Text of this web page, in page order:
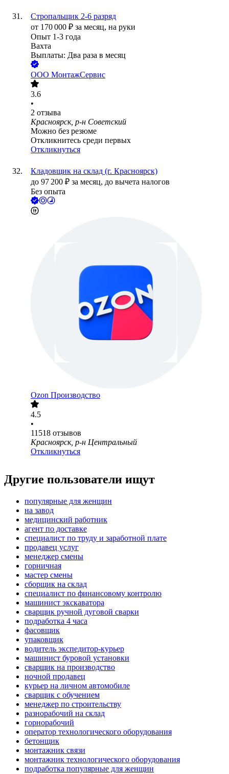
Стропальщик 2-6 разряд
от 170 000 ₽ за месяц, на руки
Опыт 1-3 года
Вахта
Выплаты: Два раза в месяц
ООО МонтажСервис
3.6
•
2 отзыва
Красноярск, р-н Советский
Можно без резюме
Откликнитесь среди первых
Откликнуться
Кладовщик на склад (г. Красноярск)
до 97 200 ₽ за месяц, до вычета налогов
Без опыта
Ozon Производство
4.5
•
11518 отзывов
Красноярск, р-н Центральный
Откликнуться
Другие пользователи ищут
популярные для женщин
на завод
медицинский работник
агент по доставке
специалист по труду и заработной плате
продавец услуг
менеджер смены
горничная
мастер смены
сборщик на склад
специалист по финансовому контролю
машинист экскаватора
сварщик ручной дуговой сварки
подработка 4 часа
фасовщик
упаковщик
водитель экспедитор-курьер
машинист буровой установки
сварщик на производство
ночной продавец
курьер на личном автомобиле
сварщик с обучением
менеджер по строительству
разнорабочий на склад
горнорабочий
оператор технологического оборудования
бетонщик
монтажник связи
монтажник технологического оборудования
подработка популярные для женщин